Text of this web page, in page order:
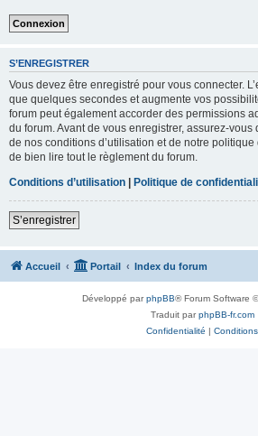
S’ENREGISTRER
Vous devez être enregistré pour vous connecter.
que quelques secondes et augmente vos
forum peut également accorder des permissions
du forum. Avant de vous enregistrer, assurez-vous
de nos conditions d’utilisation et de notre
de bien lire tout le règlement du forum.
Conditions d’utilisation | Politique de
S’enregistrer
Accueil Portail Index du forum
Développé parphpBB® Forum Software
Traduit parphpBB-fr.com
Confidentialité | Conditions